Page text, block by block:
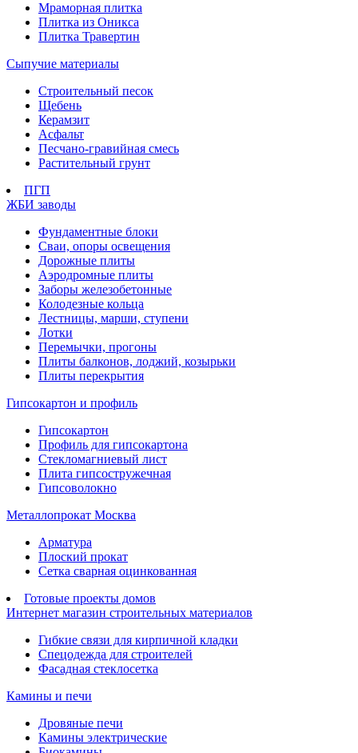
Мраморная плитка
Плитка из Оникса
Плитка Травертин
Сыпучие материалы
Строительный песок
Щебень
Керамзит
Асфальт
Песчано-гравийная смесь
Растительный грунт
ПГП
ЖБИ заводы
Фундаментные блоки
Сваи, опоры освещения
Дорожные плиты
Аэродромные плиты
Заборы железобетонные
Колодезные кольца
Лестницы, марши, ступени
Лотки
Перемычки, прогоны
Плиты балконов, лоджий, козырьки
Плиты перекрытия
Гипсокартон и профиль
Гипсокартон
Профиль для гипсокартона
Стекломагниевый лист
Плита гипсостружечная
Гипсоволокно
Металлопрокат Москва
Арматура
Плоский прокат
Сетка сварная оцинкованная
Готовые проекты домов
Интернет магазин строительных материалов
Гибкие связи для кирпичной кладки
Спецодежда для строителей
Фасадная стеклосетка
Камины и печи
Дровяные печи
Камины электрические